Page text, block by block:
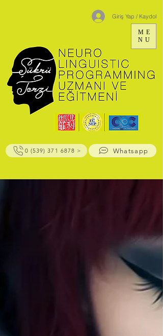
Giriş Yap / Kaydol
ME
NU
0 (539) 371 6878 > Whatsapp